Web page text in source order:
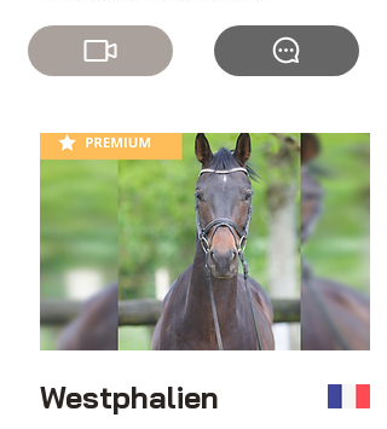
Westphalien